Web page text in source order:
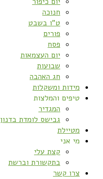
חנוכה
ט”ו בשבט
פורים
פסח
יום העצמאות
שבועות
חג האהבה
מידות ומשקלות
טיפים והמלצות
המגדיר
גבישס לומדת בדנון
מטיילת
מי אני
קצת עלי
בתקשורת וברשת
צרו קשר